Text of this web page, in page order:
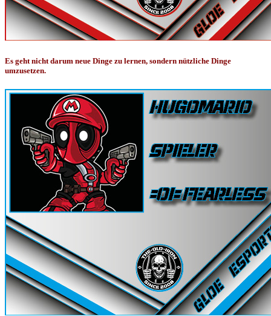
Es geht nicht darum neue Dinge zu lernen, sondern nützliche Dinge
umzusetzen.